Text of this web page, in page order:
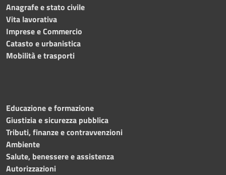
Anagrafe e stato civile
Vita lavorativa
Imprese e Commercio
Catasto e urbanistica
Mobilità e trasporti
Educazione e formazione
Giustizia e sicurezza pubblica
Tributi, finanze e contravvenzioni
Ambiente
Salute, benessere e assistenza
Autorizzazioni